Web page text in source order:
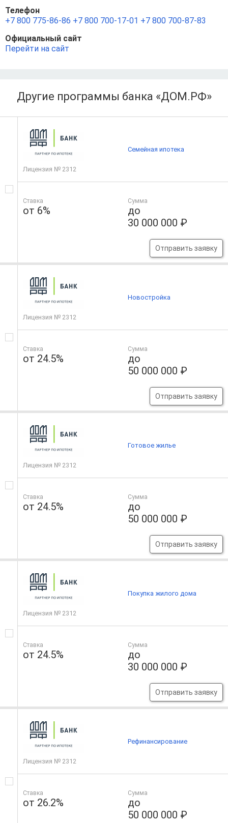
Телефон
+7 800 775‑86‑86 +7 800 700‑17‑01 +7 800 700‑87‑83
Официальный сайт
Перейти на сайт
Другие программы банка «ДОМ.РФ»
Лицензия № 2312
Ставка
от 6%
Сумма
до
30 000 000 ₽
Отправить заявку
Семейная ипотека
Лицензия № 2312
Ставка
от 24.5%
Сумма
до
50 000 000 ₽
Отправить заявку
Новостройка
Лицензия № 2312
Ставка
от 24.5%
Сумма
до
50 000 000 ₽
Отправить заявку
Готовое жилье
Лицензия № 2312
Ставка
от 24.5%
Сумма
до
30 000 000 ₽
Отправить заявку
Покупка жилого дома
Лицензия № 2312
Ставка
от 26.2%
Сумма
до
50 000 000 ₽
Рефинансирование